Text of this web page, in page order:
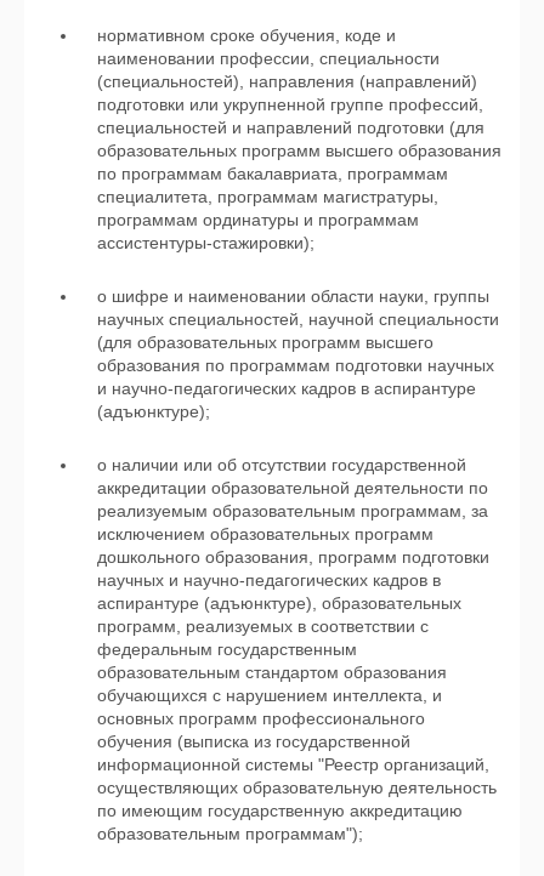
нормативном сроке обучения, коде и
наименовании профессии, специальности
(специальностей), направления (направлений)
подготовки или укрупненной группе профессий,
специальностей и направлений подготовки (для
образовательных программ высшего образования
по программам бакалавриата, программам
специалитета, программам магистратуры,
программам ординатуры и программам
ассистентуры-стажировки);
о шифре и наименовании области науки, группы
научных специальностей, научной специальности
(для образовательных программ высшего
образования по программам подготовки научных
и научно-педагогических кадров в аспирантуре
(адъюнктуре);
о наличии или об отсутствии государственной
аккредитации образовательной деятельности по
реализуемым образовательным программам, за
исключением образовательных программ
дошкольного образования, программ подготовки
научных и научно-педагогических кадров в
аспирантуре (адъюнктуре), образовательных
программ, реализуемых в соответствии с
федеральным государственным
образовательным стандартом образования
обучающихся с нарушением интеллекта, и
основных программ профессионального
обучения (выписка из государственной
информационной системы "Реестр организаций,
осуществляющих образовательную деятельность
по имеющим государственную аккредитацию
образовательным программам");